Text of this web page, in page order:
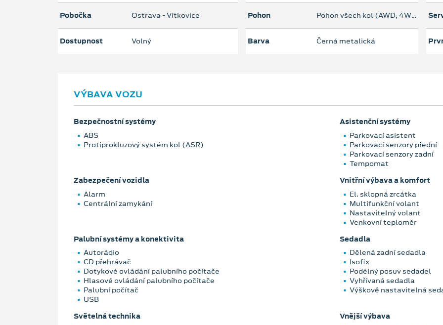
Pobočka Ostrava - Vítkovice
Dostupnost Volný
Pohon Pohon všech kol (AWD, 4WD)
Barva Černá metalická
VÝBAVA VOZU
Bezpečnostní systémy
ABS
Protiprokluzový systém kol (ASR)
Asistenční systémy
Parkovací asistent
Parkovací senzory přední
Parkovací senzory zadní
Tempomat
Zabezpečení vozidla
Alarm
Centrální zamykání
Vnitřní výbava a komfort
El. sklopná zrcátka
Multifunkční volant
Nastavitelný volant
Venkovní teploměr
Palubní systémy a konektivita
Autorádio
CD přehrávač
Dotykové ovládání palubního počítače
Hlasové ovládání palubního počítače
Palubní počítač
USB
Sedadla
Dělená zadní sedadla
Isofix
Podélný posuv sedadel
Vyhřívaná sedadla
Výškově nastavitelná
Světelná technika
Vnější výbava